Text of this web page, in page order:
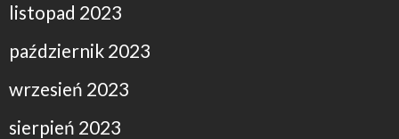
listopad 2023
październik 2023
wrzesień 2023
sierpień 2023